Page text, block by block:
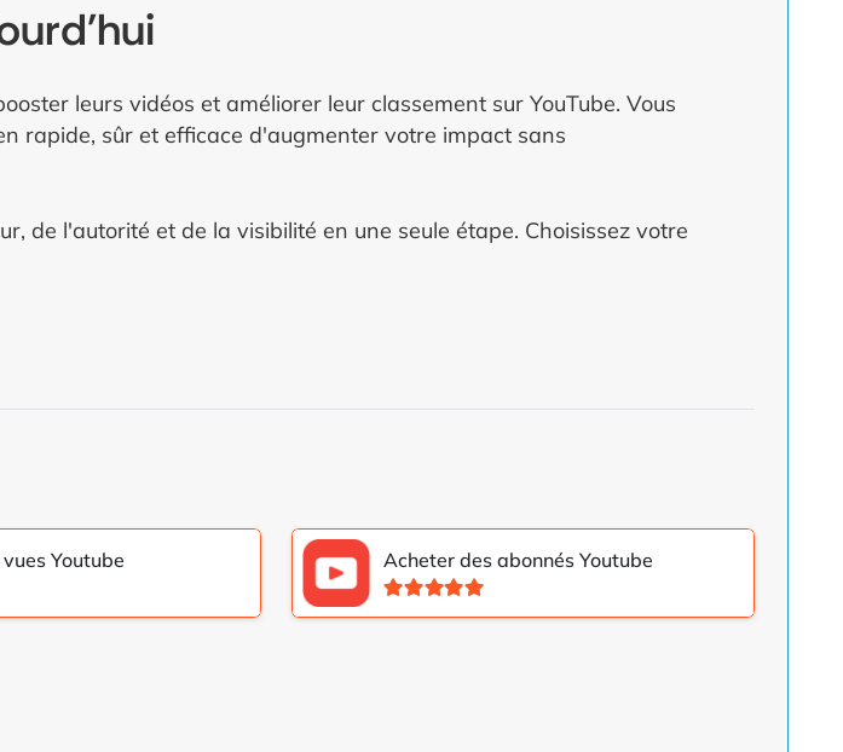
leurs vidéos et améliorer leur classement sur YouTube. Vous
rapide, sûr et efficace d'augmenter votre impact sans
de l'autorité et de la visibilité en une seule étape. Choisissez votre
Youtube Acheter des abonnés Youtube